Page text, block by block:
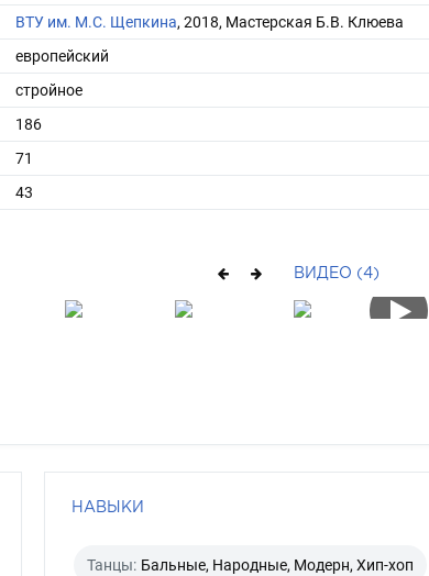
ВТУ им. М.С. Щепкина, 2018, Мастерская Б.В. Клюева
европейский
стройное
186
71
43
ВИДЕО (4)
НАВЫКИ
Танцы: Бальные, Народные, Модерн, Хип-хоп